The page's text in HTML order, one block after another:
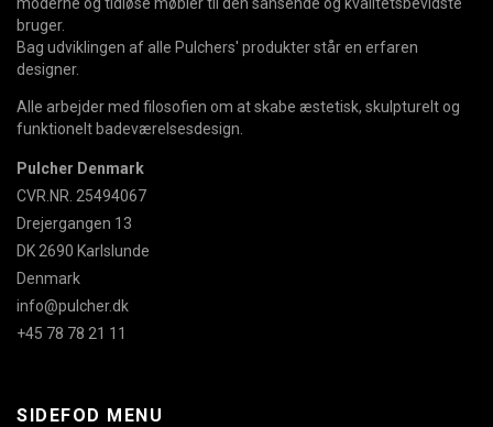
moderne og tidløse møbler til den sansende og kvalitetsbevidste
bruger.
Bag udviklingen af alle Pulchers' produkter står en erfaren
designer.
Alle arbejder med filosofien om at skabe æstetisk, skulpturelt og
funktionelt badeværelsesdesign.
Pulcher Denmark
CVR.NR. 25494067
Drejergangen 13
DK 2690 Karlslunde
Denmark
info@pulcher.dk
+45 78 78 21 11
SIDEFOD MENU